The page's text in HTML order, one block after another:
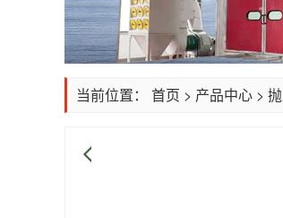
当前位置： 首页 > 产品中心 >